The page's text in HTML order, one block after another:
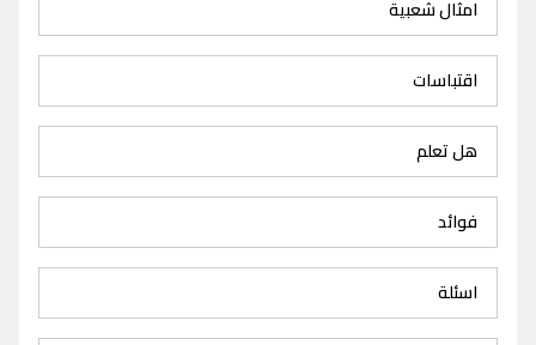
امثال شعبية
اقتباسات
هل تعلم
فوائد
اسئلة